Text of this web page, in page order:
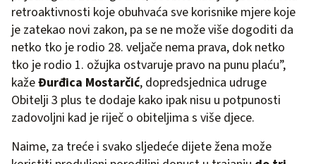
retroaktivnosti koje obuhvaća sve korisnike mjere koje
je zatekao novi zakon, pa se ne može više dogoditi da
netko tko je rodio 28. veljače nema prava, dok netko
tko je rodio 1. ožujka ostvaruje pravo na punu plaću”,
kažeĐurđica Mostarčić, dopredsjednica udruge
Obitelji 3 plus te dodaje kako ipak nisu u potpunosti
zadovoljni kad je riječ o obiteljima s više djece.
Naime, za treće i svako sljedeće dijete žena može